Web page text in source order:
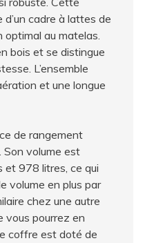
d’un cadre à lattes de
optimal au matelas.
bois et se distingue
L’ensemble
et une longue
de rangement
Son volume est
et 978 litres, ce qui
volume en plus par
chez une autre
vous pourrez en
coffre est doté de